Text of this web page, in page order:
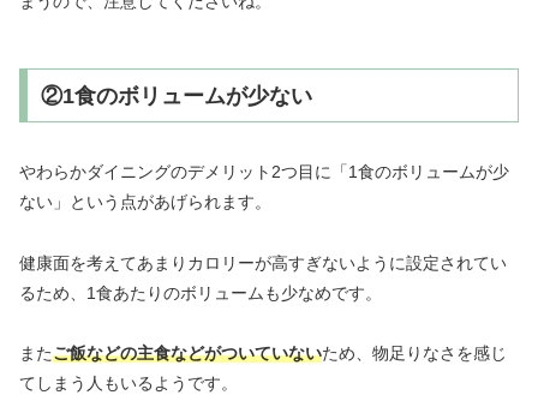
②1食のボリュームが少ない
やわらかダイニングのデメリット2つ目に「1食のボリュームが少
ない」という点があげられます。
健康面を考えてあまりカロリーが高すぎないように設定されてい
るため、1食あたりのボリュームも少なめです。
またご飯などの主食などがついていないため、物足りなさを感じ
てしまう人もいるようです。